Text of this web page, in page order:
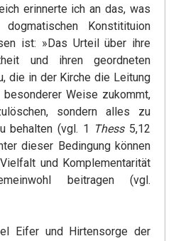
erinnerte ich an das, was
Konstitituion
ist: »Das Urteil über ihre
und ihren geordneten
die in der Kirche die Leitung
Weise zukommt,
sondern alles zu
behalten (vgl. 1
Thess5,12
dieser Bedingung können
und Komplementarität
beitragen (vgl.
Eifer und Hirtensorge der